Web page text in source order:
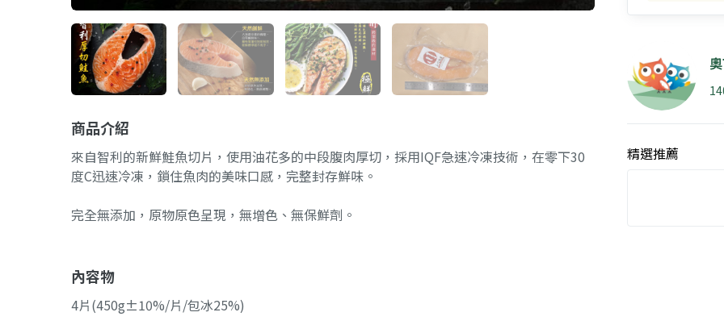
商品介紹
來自智利的新鮮鮭魚切片，使用油花多的中段腹肉厚切，採用IQF急速冷凍技術，在零下30
度C迅速冷凍，鎖住魚肉的美味口感，完整封存鮮味。
完全無添加，原物原色呈現，無增色、無保鮮劑。
內容物
4片(450g±10%/片/包冰25%)
精選推薦